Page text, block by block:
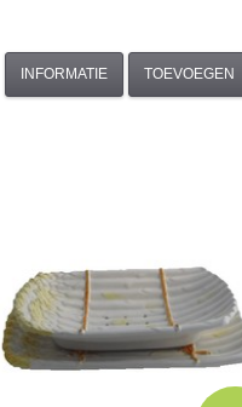
INFORMATIE TOEVOEGEN